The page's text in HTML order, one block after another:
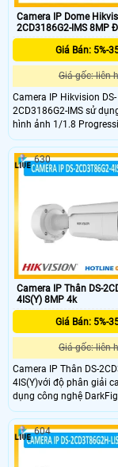
Camera IP Dome
Giá Bán: 5%-
Giá gốc: liên
Camera IP Hikvision DS-
2CD3186G2-IMS sử
hình ảnh 1/1.8
CMOS độ phân giải
lượng hình ảnh siêu nét,
Ngoài ra, camera còn
năng như chống ngược
30m, hỗ trợ giám sát
đầu ra HDMI
Camera IP Thân DS-
4IS(Y) 8MP 4k
Giá Bán: 5%-
Giá gốc: liên
Camera IP Thân DS-
4IS(Y)với độ phân giải
dụng công nghệ
nén H.265,cùng chức
ngược sáng WDR cho
nét ,hồng ngoại xa
IP67,hỗ trợ thẻ nhớ SD
630
604